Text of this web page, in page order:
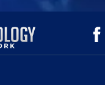
СМОТРЕТЬ